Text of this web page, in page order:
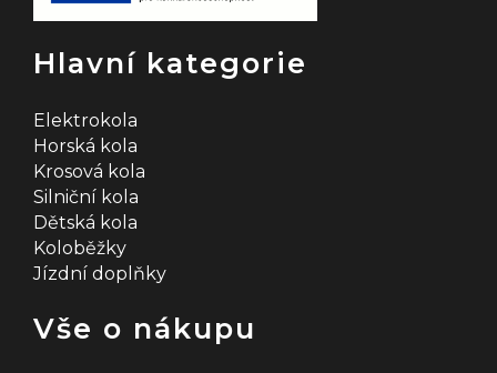
Hlavní kategorie
Elektrokola
Horská kola
Krosová kola
Silniční kola
Dětská kola
Koloběžky
Jízdní doplňky
Vše o nákupu